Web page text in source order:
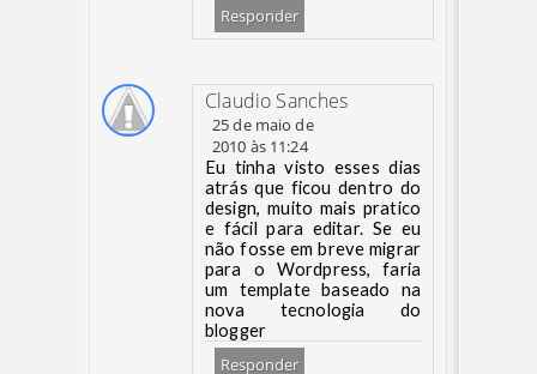
Responder
Claudio Sanches
25 de maio de
2010 às 11:24
Eu tinha visto esses dias
atrás que ficou dentro do
design, muito mais pratico
e fácil para editar. Se eu
não fosse em breve migrar
para o Wordpress, faria
um template baseado na
nova tecnologia do
blogger
Responder